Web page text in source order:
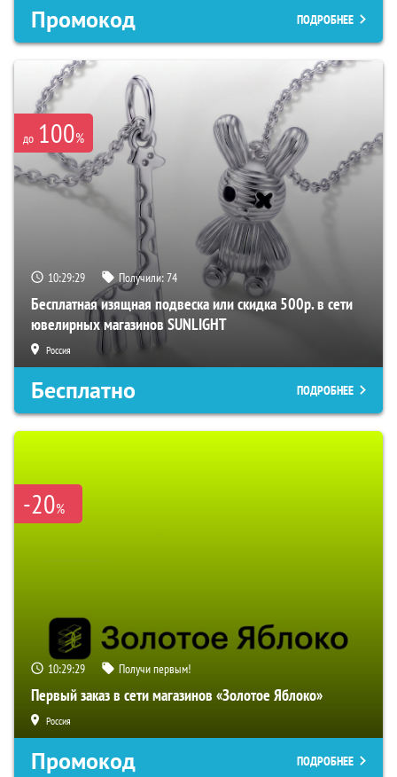
Промокод ПОДРОБНЕЕ
до 100%
10:29:28 Получили:74
Бесплатная изящная подвеска или скидка 500р. в сети
ювелирных магазинов SUNLIGHT
Россия
Бесплатно ПОДРОБНЕЕ
-20%
10:29:28 Получи первым!
Первый заказ в сети магазинов «Золотое Яблоко»
Россия
Промокод ПОДРОБНЕЕ